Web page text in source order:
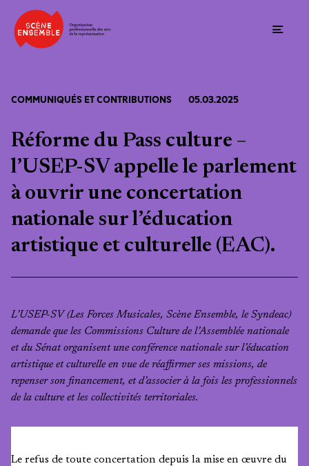
COMMUNIQUÉS ET CONTRIBUTIONS 05.03.2025
Réforme du Pass culture –
l’USEP-SV appelle le parlement
à ouvrir une concertation
nationale sur l’éducation
artistique et culturelle (EAC).
L’USEP-SV (Les Forces Musicales, Scène Ensemble, le Syndeac)
demande que les Commissions Culture de l’Assemblée nationale
et du Sénat organisent une conférence nationale sur l’éducation
artistique et culturelle en vue de réaffirmer ses missions, de
repenser son financement, et d’associer à la fois les professionnels
de la culture et les collectivités territoriales.
Le refus de toute concertation depuis la mise en œuvre du